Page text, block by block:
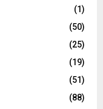
(1)
(50)
(25)
(19)
(51)
(88)